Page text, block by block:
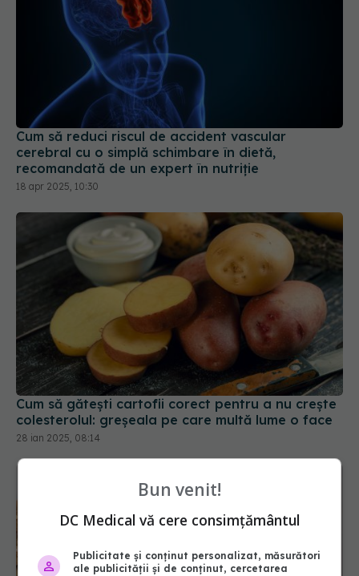
Cum să reduci riscul de accident vascular
cerebral cu o simplă schimbare în dietă,
recomandată de un expert în nutriție
18 apr 2025, 10:30
Cum să gătești cartofii corect pentru a nu crește
colesterolul: greșeala pe care multă lume o face
28 ian 2025, 08:14
Bun venit!
DC Medical vă cere consimțământul
Publicitate și conținut personalizat, măsurători
ale publicității și de conținut, cercetarea